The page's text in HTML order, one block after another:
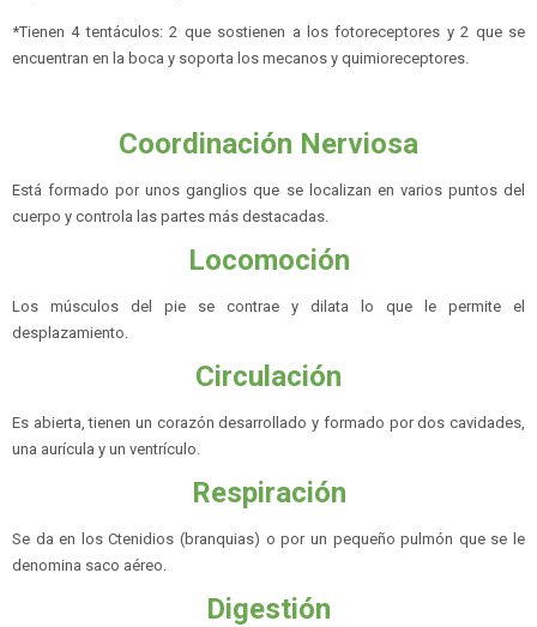
*Tienen 4 tentáculos: 2 que sostienen a los fotoreceptores y 2 que se
encuentran en la boca y soporta los mecanos y quimioreceptores.
Coordinación Nerviosa
Está formado por unos ganglios que se localizan en varios puntos del
cuerpo y controla las partes más destacadas.
Locomoción
Los músculos del pie se contrae y dilata lo que le permite el
desplazamiento.
Circulación
Es abierta, tienen un corazón desarrollado y formado por dos cavidades,
una aurícula y un ventrículo.
Respiración
Se da en los Ctenidios (branquias) o por un pequeño pulmón que se le
denomina saco aéreo.
Digestión